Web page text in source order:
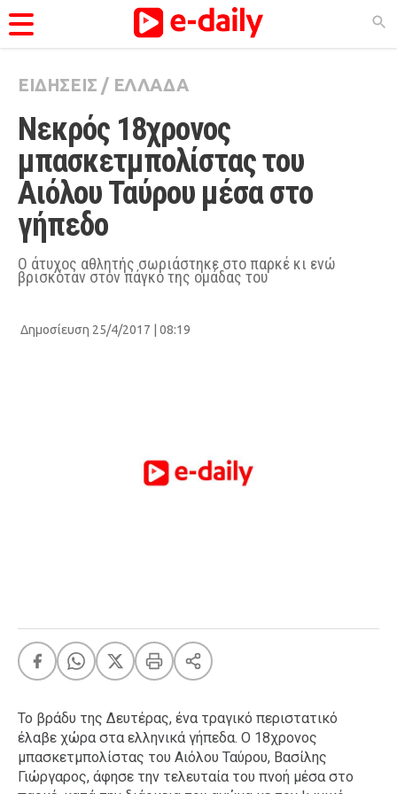
ΚΑΤΗΓΟΡΊΕΣ
Ειδήσεις
Θέματα
Videos
Podcasts
Viral
Life
City Guide
A-List LGBTQI+
Xmas
LIFE
Food
Body+Mind
ΕΙΔΗΣΕΙΣ / ΕΛΛΑΔΑ
Νεκρός 18χρονος
μπασκετμπολίστας του
Αιόλου Ταύρου μέσα στο
γήπεδο
Ο άτυχος αθλητής σωριάστηκε στο παρκέ κι ενώ
βρισκόταν στον πάγκο της ομάδας του
Δημοσίευση 25/4/2017 | 08:19
Το βράδυ της Δευτέρας, ένα τραγικό περιστατικό
έλαβε χώρα στα ελληνικά γήπεδα. Ο 18χρονος
μπασκετμπολίστας του Αιόλου Ταύρου, Βασίλης
Γιώργαρος, άφησε την τελευταία του πνοή μέσα στο